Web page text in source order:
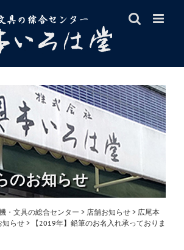
のお知らせ
・文具の総合センター > 店舗お知らせ > 広尾本
知らせ >
【2019年】鉛筆のお名入れ承っておりま